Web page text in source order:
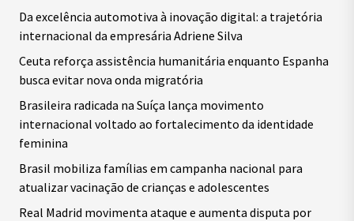
Da excelência automotiva à inovação digital: a trajetória
internacional da empresária Adriene Silva
Ceuta reforça assistência humanitária enquanto Espanha
busca evitar nova onda migratória
Brasileira radicada na Suíça lança movimento
internacional voltado ao fortalecimento da identidade
feminina
Brasil mobiliza famílias em campanha nacional para
atualizar vacinação de crianças e adolescentes
Real Madrid movimenta ataque e aumenta disputa por